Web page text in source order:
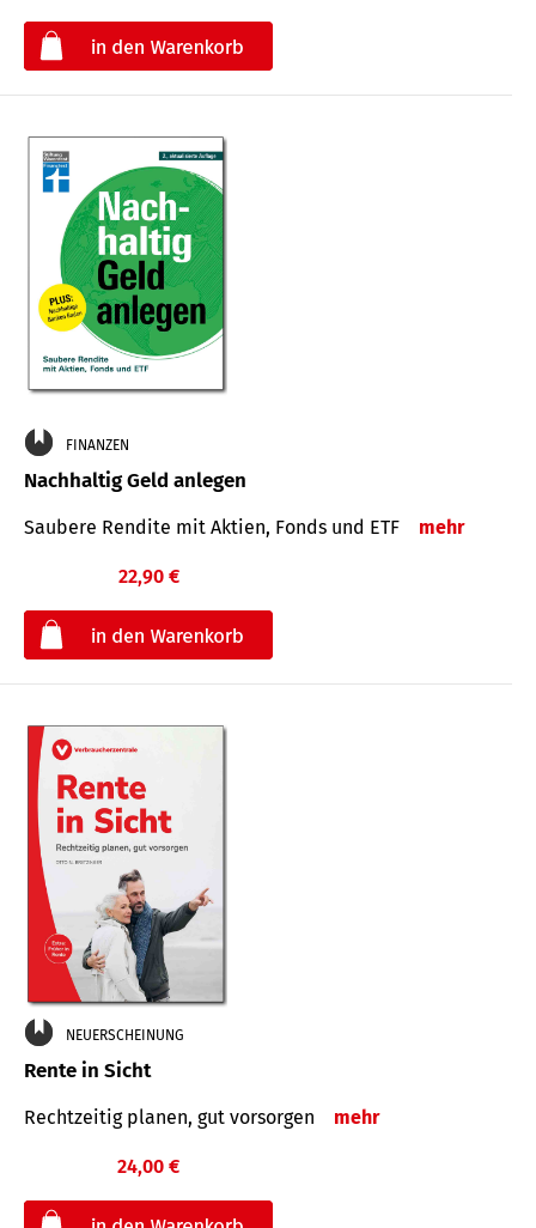
FINANZEN
Nachhaltig Geld anlegen
Saubere Rendite mit Aktien, Fonds und ETF mehr
22,90 €
NEUERSCHEINUNG
Rente in Sicht
Rechtzeitig planen, gut vorsorgen mehr
24,00 €